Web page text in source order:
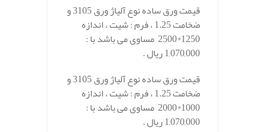
قیمت ورق ساده نوع آلیاژ ورق 3105 و
ضخامت 1.25 ، فرم : شیت ، اندازه
1250*2500 مساوی می باشد با :
1,070,000 ریال .
قیمت ورق ساده نوع آلیاژ ورق 3105 و
ضخامت 1.25 ، فرم : شیت ، اندازه
1000*2000 مساوی می باشد با :
1,070,000 ریال .